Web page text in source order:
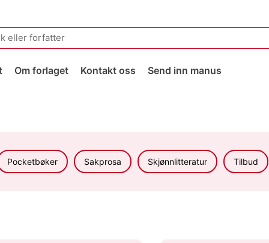
Om forlaget Kontakt oss Send inn manus
Pocketbøker Sakprosa Skjønnlitteratur Tilbud